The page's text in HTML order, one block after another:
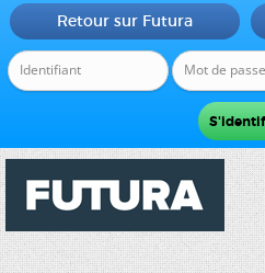
Retour sur Futura